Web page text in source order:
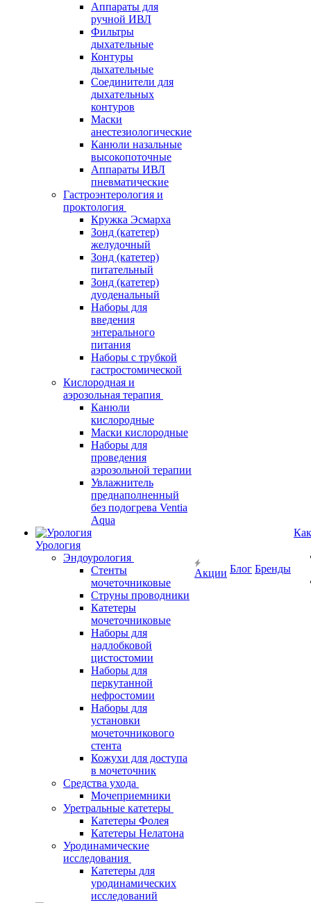
Аппараты для
ручной ИВЛ
Фильтры
дыхательные
Контуры
дыхательные
Соединители для
дыхательных
контуров
Маски
анестезиологические
Канюли назальные
высокопоточные
Аппараты ИВЛ
пневматические
Гастроэнтерология и
проктология
Кружка Эсмарха
Зонд (катетер)
желудочный
Зонд (катетер)
питательный
Зонд (катетер)
дуоденальный
Наборы для
введения
энтерального
питания
Наборы с трубкой
гастростомической
Кислородная и
аэрозольная терапия
Канюли
кислородные
Маски кислородные
Наборы для
проведения
аэрозольной терапии
Увлажнитель
преднаполненный
без подогрева Ventia
Aqua
Урология
Эндоурология
Стенты
мочеточниковые
Струны проводники
Катетеры
мочеточниковые
Наборы для
надлобковой
цистостомии
Наборы для
перкутанной
нефростомии
Наборы для
установки
мочеточникового
стента
Кожухи для доступа
в мочеточник
Средства ухода
Мочеприемники
Уретральные катетеры
Катетеры Фолея
Катетеры Нелатона
Уродинамические
исследования
Катетеры для
уродинамических
исследований
Акции Блог Бренды